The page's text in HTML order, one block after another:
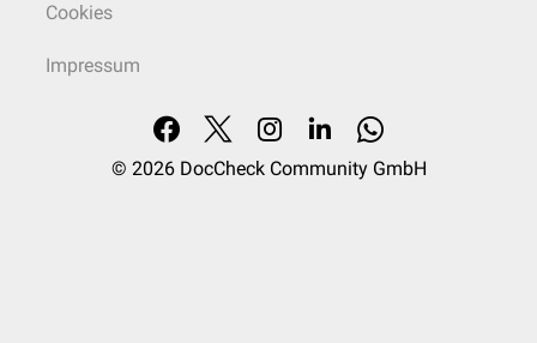
Cookies
Impressum
© 2026 DocCheck Community GmbH